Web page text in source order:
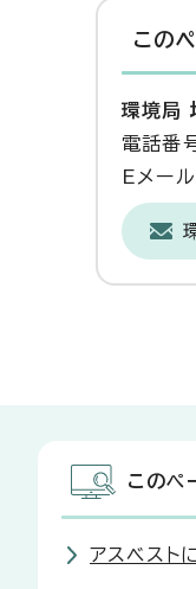
この
環境局
電話
Eメー
このペ
アスベスト